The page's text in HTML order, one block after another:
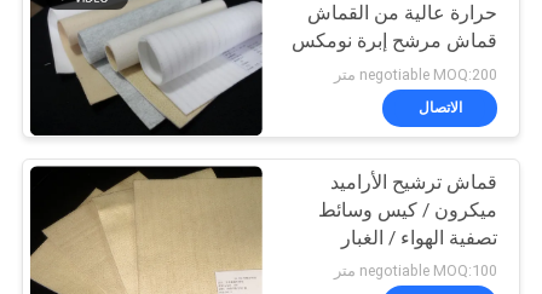
حرارة عالية من القماش
قماش مرشح إبرة نومكس
negotiable MOQ:200 متر
الاتصال
قماش ترشيح الأراميد
ميكرون / كيس وسائط
تصفية الهواء / الغبار
لصناعة الأسمنت ISO
negotiable MOQ:100 متر